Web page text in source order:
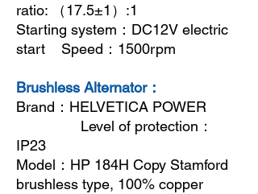
ratio:
（17.5±1 ） :1
Starting system ： DC12V electric
start Speed ： 1500rpm
Brushless Alternator：
Brand ： HELVETICA POWER
Level of protection ：
IP23
Model ： HP 184H Copy Stamford
brushless type, 100% copper